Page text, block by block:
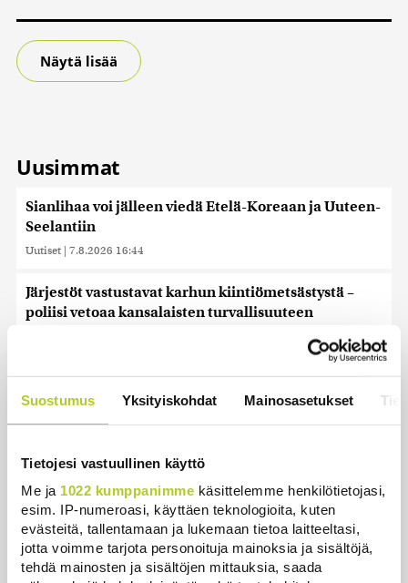
Suostumus Yksityiskohdat Mainosasetukset
Tietojesi vastuullinen käyttö
Me ja 1022 kumppanimme käsittelemme henkilötietojasi,
esim. IP-numeroasi, käyttäen teknologioita, kuten
evästeitä, tallentamaan ja lukemaan tietoa laitteeltasi,
jotta voimme tarjota personoituja mainoksia ja sisältöjä,
tehdä mainosten ja sisältöjen mittauksia, saada
Näytä lisää
Uusimmat
Sianlihaa voi jälleen viedä Etelä-Koreaan ja Uuteen-
Seelantiin
Uutiset | 7.8.2026 16:44
Järjestöt vastustavat karhun kiintiömetsästystä –
poliisi vetoaa kansalaisten turvallisuuteen
Ruokavirasto muuttaa rajoituksia afrikkalaisen
sikaruton tartuntavyöhykkeellä
Uutiset | 7.8.2026 14:57
Somejättejä vaaditaan vastuuseen riippuvuuden
aiheuttamisesta
Uutiset | 7.8.2026 14:30
WSJ: Tiedustelutiedon mukaan Venäjä voisi testata
Naton kestävyyttä rajatulla aluehyökkäyksellä